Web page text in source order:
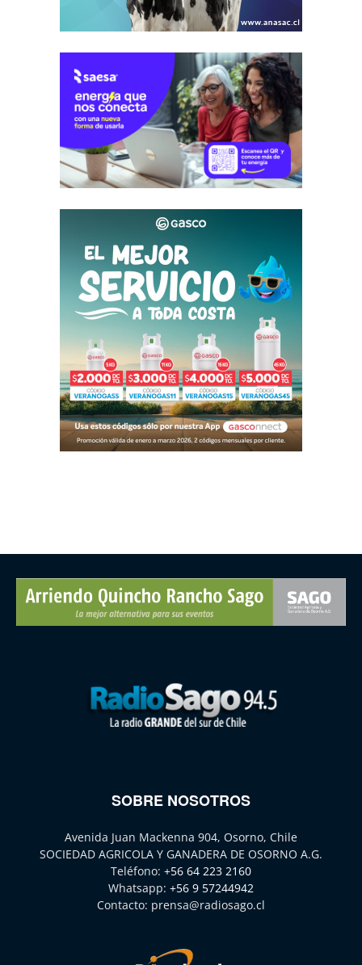
SOBRE NOSOTROS
Avenida Juan Mackenna 904, Osorno, Chile
SOCIEDAD AGRICOLA Y GANADERA DE OSORNO A.G.
Teléfono: +56 64 223 2160
Whatsapp: +56 9 57244942
Contacto: prensa@radiosago.cl